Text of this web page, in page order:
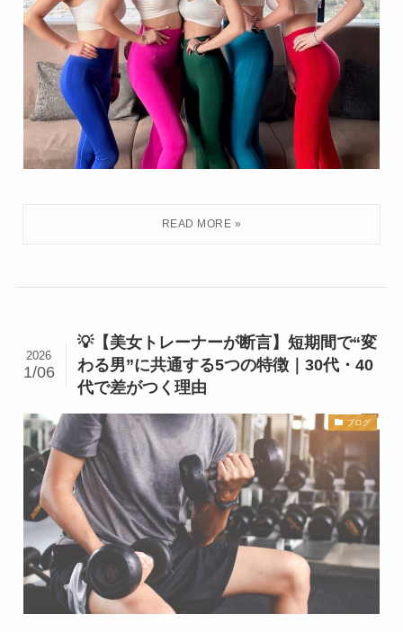
💡【美女トレーナーが断言】短期間で“変
わる男”に共通する5つの特徴｜30代・40
代で差がつく理由
2026
1/06
ブログ